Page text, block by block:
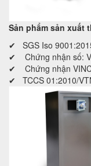
Sản phẩm sản xuất
✔ SGS Iso
✔ Chứng nhận số:
✔ Chứng nhận
✔ TCCS 01:2010/